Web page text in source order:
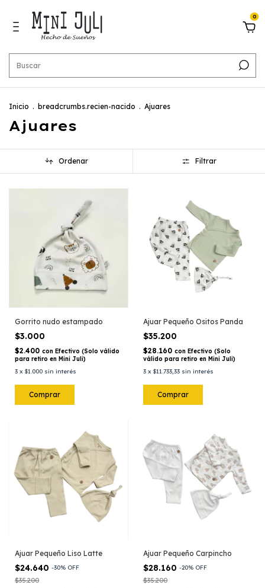
0
Inicio . breadcrumbs.recien-nacido . Ajuares
Ajuares
Ordenar Filtrar
Gorrito nudo estampado
$3.000
$2.400 con Efectivo (Solo válido
para retiro en Mini Juli)
3 x $1.000 sin interés
Comprar
Ajuar Pequeño Ositos Panda
$35.200
$28.160 con Efectivo (Solo
válido para retiro en Mini Juli)
3 x $11.733,33 sin interés
Comprar
Ajuar Pequeño Liso Latte
$24.640 -30% OFF
$35.200
Ajuar Pequeño Carpincho
$28.160 -20% OFF
$35.200